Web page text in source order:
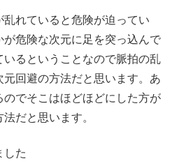
れていると危険が迫ってい
危険な次元に足を突っ込んで
るということなので脈拍の乱
回避の方法だと思います。あ
のでそこはほどほどにした方が
だと思います。
した